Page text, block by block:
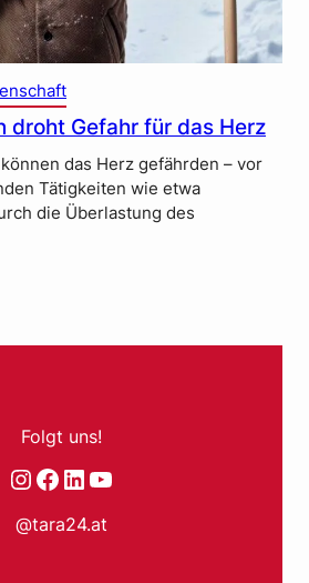
droht Gefahr für das Herz
das Herz gefährden – vor
Tätigkeiten wie etwa
die Überlastung des
Folgt uns!
Instagram Facebook LinkedIn YouTube
@tara24.at